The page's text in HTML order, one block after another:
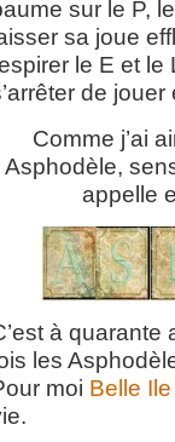
sur le P,
sa joue
le E et le
de
Comme j’ai
Asphodèle,
appelle
à quarante
les
moi Belle